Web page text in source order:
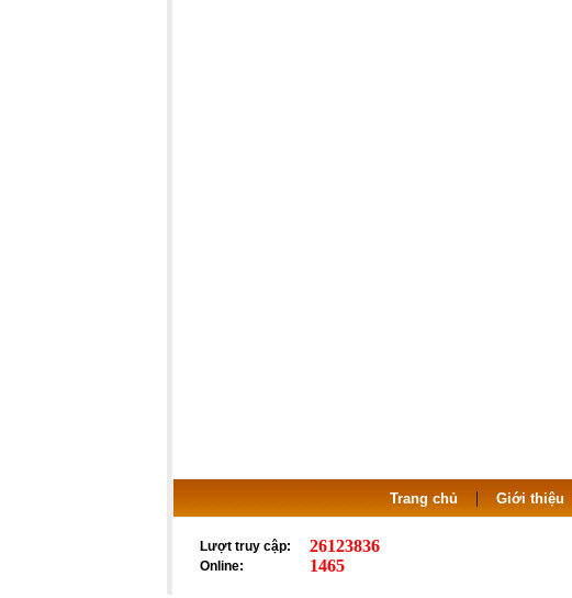
Trang chủ | Giới thiệu
Lượt truy cập: 26123836
Online: 1465